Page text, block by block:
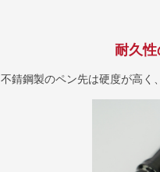
耐久
不錆鋼製のペン先は硬度が高く